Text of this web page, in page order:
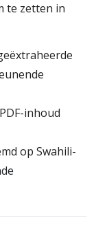
te zetten in
inhoud
op Swahili-